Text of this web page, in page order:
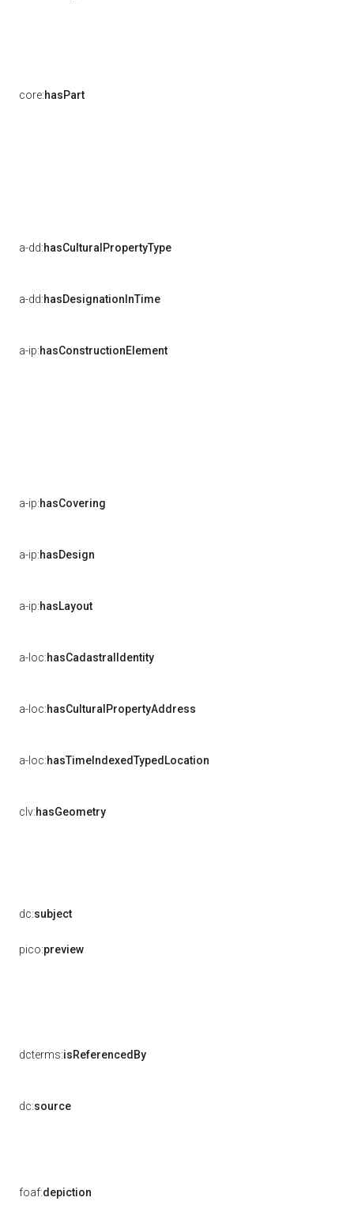
core:hasPart
a-dd:hasCulturalPropertyType
a-dd:hasDesignationInTime
a-ip:hasConstructionElement
a-ip:hasCovering
a-ip:hasDesign
a-ip:hasLayout
a-loc:hasCadastralIdentity
a-loc:hasCulturalPropertyAddress
a-loc:hasTimeIndexedTypedLocation
clv:hasGeometry
dc:subject
pico:preview
dcterms:isReferencedBy
dc:source
foaf:depiction